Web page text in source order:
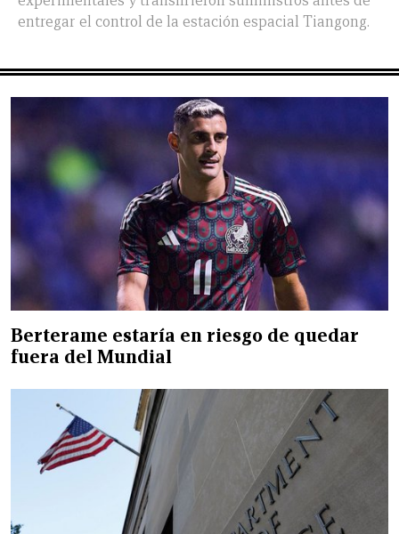
entregar el control de la estación espacial Tiangong.
Berterame estaría en riesgo de quedar
fuera del Mundial